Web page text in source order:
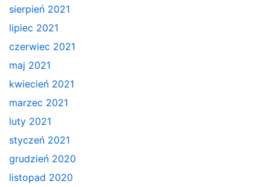
sierpień 2021
lipiec 2021
czerwiec 2021
maj 2021
kwiecień 2021
marzec 2021
luty 2021
styczeń 2021
grudzień 2020
listopad 2020